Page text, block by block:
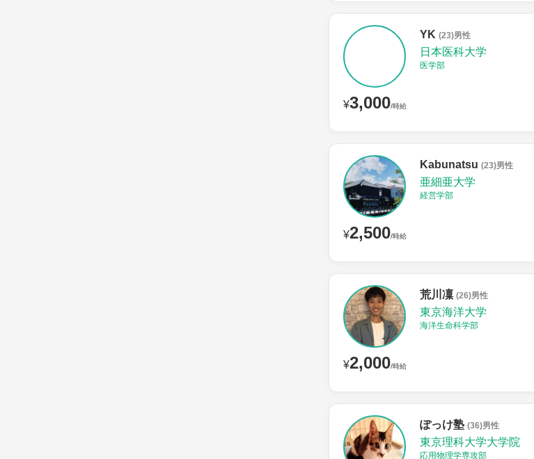
¥3,000/時給
YK (23)男性
日本医科大学
医学部
¥2,500/時給
Kabunatsu (23)男性
亜細亜大学
経営学部
¥2,000/時給
荒川凜 (26)男性
東京海洋大学
海洋生命科学部
ぽっけ塾 (36)男性
東京理科大学大学院
応用物理学専攻部